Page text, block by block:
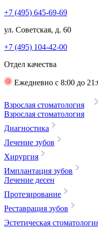
+7 (495) 645-69-69
ул. Советская, д. 60
+7 (495) 104-42-00
Отдел качества
Ежедневно с 8:00 до
Взрослая стоматология
Взрослая стоматология
Диагностика
Лечение зубов
Хирургия
Имплантация зубов
Лечение десен
Протезирование
Реставрация зубов
Эстетическая